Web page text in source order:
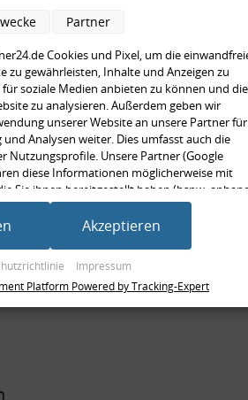
Vorderachse
HPS standard
Koppelstange
55 mm
zweiteilig
Satz
M10x1,25 mm
Cookies und Pixel, um die
zu gewährleisten, Inhalte und Anzeigen zu
soziale Medien anbieten zu können und die
zu analysieren. Außerdem geben wir
unserer Website an unsere Partner für
Analysen weiter. Dies umfasst auch die
Nutzungsprofile. Unsere Partner (Google
diese Informationen möglicherweise mit
Sie ihnen bereitgestellt haben (bspw.
oder welche sie im Rahmen Ihrer Nutzung der
(bspw. Nutzungsdaten anderer Geräte). Ihre
Cookies und Pixeln können Sie jederzeit
Anpassungen vornehmen.
durch unsere Partner:
von Inhalten
Impressum
Partner
Akzeptieren
Platform Powered by Tracking-Expert